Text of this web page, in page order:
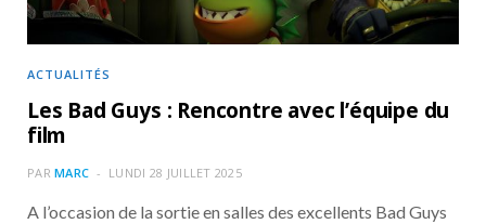
ACTUALITÉS
Les Bad Guys : Rencontre avec l’équipe du
film
PAR MARC LUNDI 28 JUILLET 2025
A l’occasion de la sortie en salles des excellents Bad Guys